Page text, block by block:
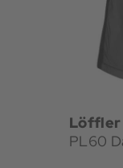
Löffler
PL60